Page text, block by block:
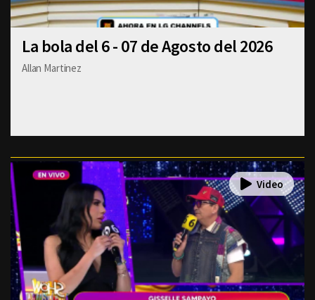
La bola del 6 - 07 de Agosto del 2026
Allan Martinez